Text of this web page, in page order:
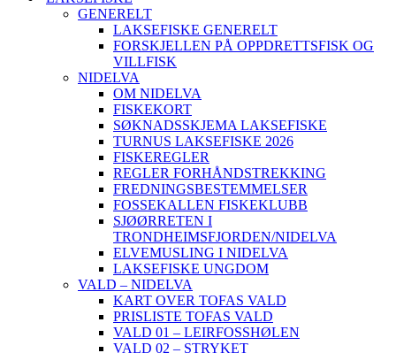
GENERELT
LAKSEFISKE GENERELT
FORSKJELLEN PÅ OPPDRETTSFISK OG
VILLFISK
NIDELVA
OM NIDELVA
FISKEKORT
SØKNADSSKJEMA LAKSEFISKE
TURNUS LAKSEFISKE 2026
FISKEREGLER
REGLER FORHÅNDSTREKKING
FREDNINGSBESTEMMELSER
FOSSEKALLEN FISKEKLUBB
SJØØRRETEN I
TRONDHEIMSFJORDEN/NIDELVA
ELVEMUSLING I NIDELVA
LAKSEFISKE UNGDOM
VALD – NIDELVA
KART OVER TOFAS VALD
PRISLISTE TOFAS VALD
VALD 01 – LEIRFOSSHØLEN
VALD 02 – STRYKET